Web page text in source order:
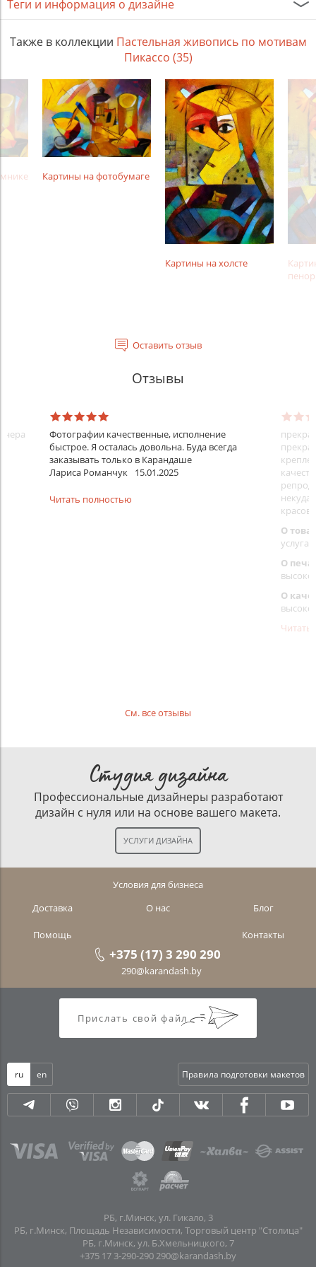
Теги и информация о дизайне
Также в коллекции Пастельная живопись по мотивам
Пикассо (35)
Картины на фотобумаге
Картины на холсте
Оставить отзыв
Отзывы
Фотографии качественные, исполнение
быстрое. Я осталась довольна. Буда всегда
заказывать только в Карандаше
Лариса Романчук
15.01.2025
Читать полностью
О
услуга
О
О
Читать
См. все отзывы
Студия дизайна
Профессиональные дизайнеры разработают
дизайн с нуля или на основе вашего макета.
Условия для бизнеса
Доставка
О нас Блог
Помощь Контакты
+375 (17) 3 290 290
290@karandash.by
Прислать свой файл
ru en Правила подготовки макетов
РБ, г.Минск, ул. Гикало, 3
РБ, г.Минск, Площадь Независимости, Торговый центр "Столица"
РБ, г.Минск, ул. Б.Хмельницкого, 7
+375 17 3-290-290 290@karandash.by